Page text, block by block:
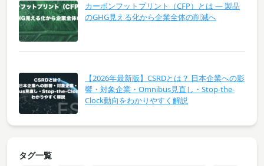
カーボンフットプリント（CFP）とは ― 製品
のGHG見える化から企業全体の削減へ
【2026年最新版】CSRDとは？ 日本企業への影
響・対象企業・Omnibus見直し・Stop-the-
Clock動向をわかりやすく解説
タグ一覧